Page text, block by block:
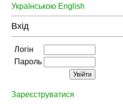
Українською English
Вхід
Логін
Пароль
Зареєструватися